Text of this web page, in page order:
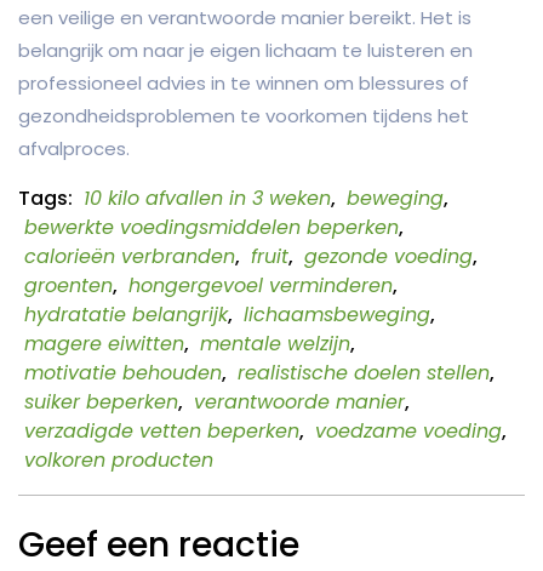
een veilige en verantwoorde manier bereikt. Het is
belangrijk om naar je eigen lichaam te luisteren en
professioneel advies in te winnen om blessures of
gezondheidsproblemen te voorkomen tijdens het
afvalproces.
Tags: 10 kilo afvallen in 3 weken, beweging,
bewerkte voedingsmiddelen beperken,
calorieën verbranden, fruit, gezonde voeding,
groenten, hongergevoel verminderen,
hydratatie belangrijk, lichaamsbeweging,
magere eiwitten, mentale welzijn,
motivatie behouden, realistische doelen stellen,
suiker beperken, verantwoorde manier,
verzadigde vetten beperken, voedzame voeding,
volkoren producten
Geef een reactie